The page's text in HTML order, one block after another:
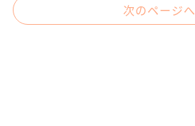
次のページへ